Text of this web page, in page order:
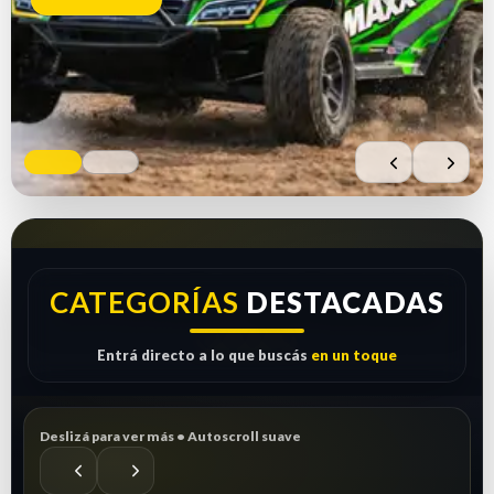
Comprar ahora Ver repuestos
CATEGORÍAS DESTACADAS
Entrá directo a lo que buscás en un toque
Deslizá para ver más • Autoscroll suave